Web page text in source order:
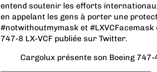
entend soutenir les efforts
en appelant les gens à porter une
#notwithoutmymask et
747-8 LX-VCF publiée sur Twitter.
Cargolux présente son Boeing